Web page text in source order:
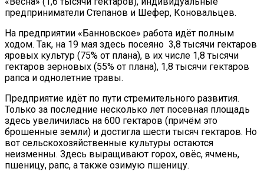
предприниматели Степанов и Шефер, Коновальцев.
На предприятии «Банновское» работа идёт полным
ходом. Так, на 19 мая здесь посеяно 3,8 тысячи гектаров
яровых культур (75% от плана), в их числе 1,8 тысячи
гектаров зерновых (55% от плана), 1,8 тысячи гектаров
рапса и однолетние травы.
Предприятие идёт по пути стремительного развития.
Только за последние несколько лет посевная площадь
здесь увеличилась на 600 гектаров (причём это
брошенные земли) и достигла шести тысяч гектаров. Но
вот сельскохозяйственные культуры остаются
неизменны. Здесь выращивают горох, овёс, ячмень,
пшеницу, рапс, а также озимую пшеницу.